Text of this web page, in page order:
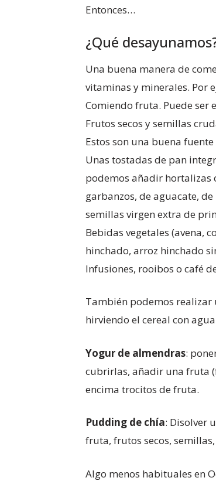
Entonces…
¿Qué
Una buena manera de
vitaminas y minerales. Por
Comiendo fruta. Puede ser
Frutos secos y semillas
Estos son una buena
Unas tostadas de pan
podemos añadir hortalizas
garbanzos, de aguacate,
semillas virgen extra de
Bebidas vegetales (avena,
hinchado, arroz hinchado
Infusiones, rooibos o café
También podemos realizar
hirviendo el cereal con
Yogur de almendras:
cubrirlas, añadir una fruta
encima trocitos de fruta.
Pudding de chía: Disolver
fruta, frutos secos,
Algo menos habituales en